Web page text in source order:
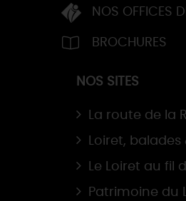
NOS OFFICES
BROCHURES
NOS SITES
La route de la
Loiret, balades
Le Loiret au fil
Patrimoine du